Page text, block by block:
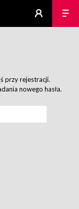
przy rejestracji.
nowego hasła.